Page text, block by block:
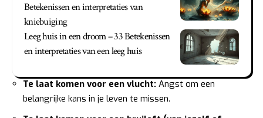
Betekenissen en interpretaties van
kniebuiging
Leeg huis in een droom – 33 Betekenissen
en interpretaties van een leeg huis
Te laat komen voor een vlucht: Angst om een
belangrijke kans in je leven te missen.